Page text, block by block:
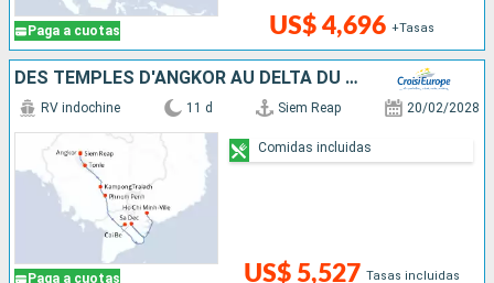
Paga a cuotas US$ 4,696 +Tasas
DES TEMPLES D'ANGKOR AU DELTA DU MÉKONG
Paga a cuotas
RV indochine 11 d Siem Reap 20/02/2028
US$ 5,527 Tasas incluidas
Comidas incluidas